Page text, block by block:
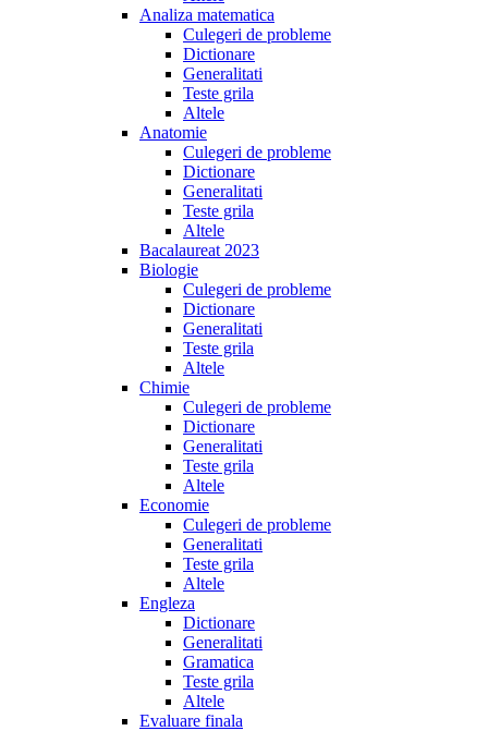
Analiza matematica
Culegeri de probleme
Dictionare
Generalitati
Teste grila
Altele
Anatomie
Culegeri de probleme
Dictionare
Generalitati
Teste grila
Altele
Bacalaureat 2023
Biologie
Culegeri de probleme
Dictionare
Generalitati
Teste grila
Altele
Chimie
Culegeri de probleme
Dictionare
Generalitati
Teste grila
Altele
Economie
Culegeri de probleme
Generalitati
Teste grila
Altele
Engleza
Dictionare
Generalitati
Gramatica
Teste grila
Altele
Evaluare finala